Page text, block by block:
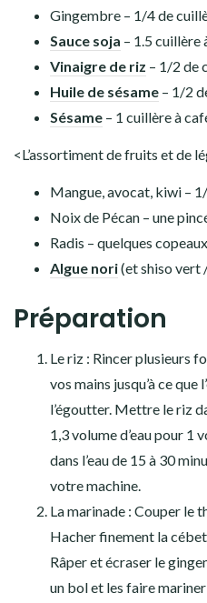
Gingembre – 1/4 de
Sauce soja – 1.5 cuillère
Vinaigre de riz – 1/2 de
Huile de sésame – 1/2
Sésame – 1 cuillère à
<L’assortiment de fruits et de
Mangue, avocat, kiwi –
Noix de Pécan – une
Radis – quelques copeaux
Algue nori(et shiso vert
Préparation
Le riz : Rincer plusieurs
vos mains jusqu’à ce que
l’égoutter. Mettre le riz
1,3 volume d’eau pour 1
dans l’eau de 15 à 30
votre machine.
La marinade : Couper le
Hacher finement la
Râper et écraser le
un bol et les faire